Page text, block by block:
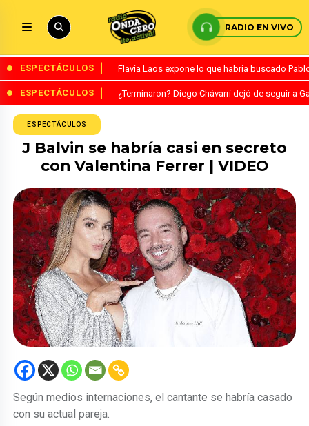
RADIO EN VIVO
ESPECTÁCULOS Flavia Laos expone lo que habría buscado
ESPECTÁCULOS ¿Terminaron? Diego Chávarri dejó de seguir a
ESPECTÁCULOS
J Balvin se habría casi en secreto
con Valentina Ferrer | VIDEO
Según medios internaciones, el cantante se habría casado
con su actual pareja.